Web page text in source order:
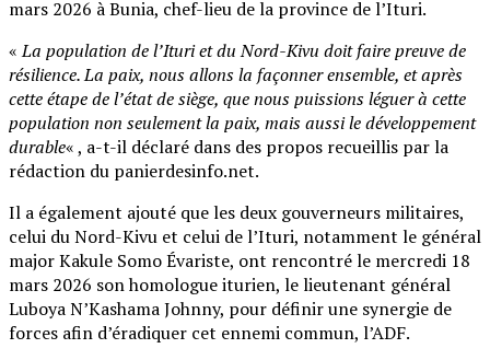
mars 2026 à Bunia, chef-lieu de la province de l’Ituri.
«La population de l’Ituri et du Nord-Kivu doit faire preuve de
résilience. La paix, nous allons la façonner ensemble, et après
cette étape de l’état de siège, que nous puissions léguer à cette
population non seulement la paix, mais aussi le développement
durable« , a-t-il déclaré dans des propos recueillis par la
rédaction du panierdesinfo.net.
Il a également ajouté que les deux gouverneurs militaires,
celui du Nord-Kivu et celui de l’Ituri, notamment le général
major Kakule Somo Évariste, ont rencontré le mercredi 18
mars 2026 son homologue iturien, le lieutenant général
Luboya N’Kashama Johnny, pour définir une synergie de
forces afin d’éradiquer cet ennemi commun, l’ADF.